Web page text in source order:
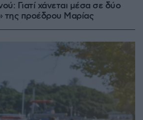
Γιατί χάνεται μέσα σε δύο
της προέδρου Μαρίας